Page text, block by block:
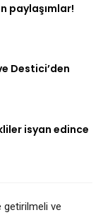
paylaşımlar!
Destici’den
isyan edince
getirilmeli ve